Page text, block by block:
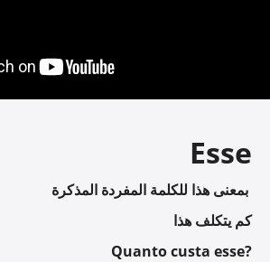
Esse
كم يتكلف هذا
Quanto custa esse?